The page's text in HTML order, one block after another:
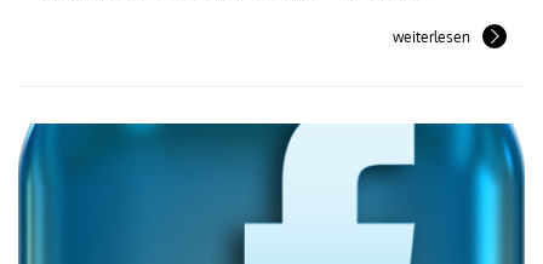
weiterlesen